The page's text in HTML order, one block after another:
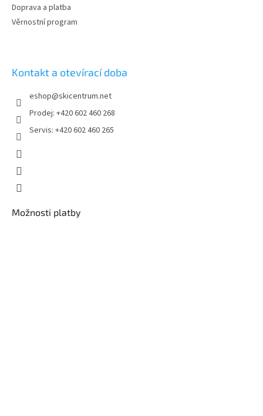
Doprava a platba
Věrnostní program
Kontakt a otevírací doba
eshop@skicentrum.net
Prodej: +420 602 460 268
Servis: +420 602 460 265
Možnosti platby